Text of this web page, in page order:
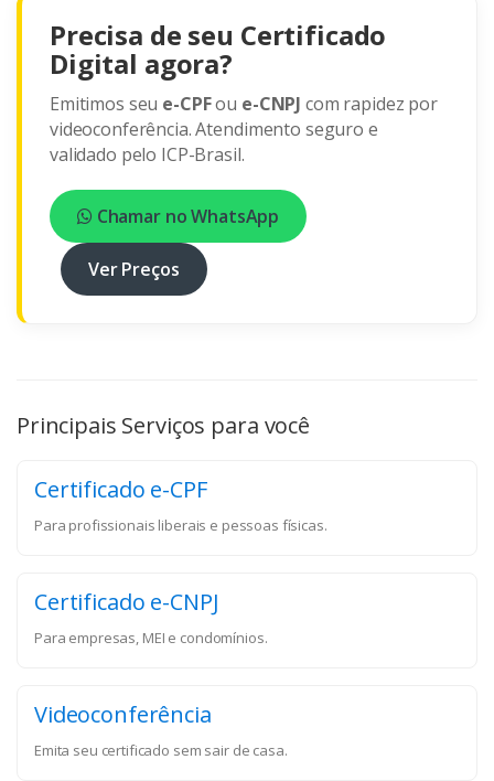
Precisa de seu Certificado
Digital agora?
Emitimos seu e-CPFou e-CNPJ com rapidez por
videoconferência. Atendimento seguro e
validado pelo ICP-Brasil.
Chamar no WhatsApp
Ver Preços
Principais Serviços para você
Certificado e-CPF
Para profissionais liberais e pessoas físicas.
Certificado e-CNPJ
Para empresas, MEI e condomínios.
Videoconferência
Emita seu certificado sem sair de casa.